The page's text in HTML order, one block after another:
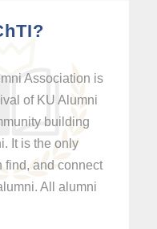
Association is
of KU Alumni
building
It is the only
find, and connect
All alumni